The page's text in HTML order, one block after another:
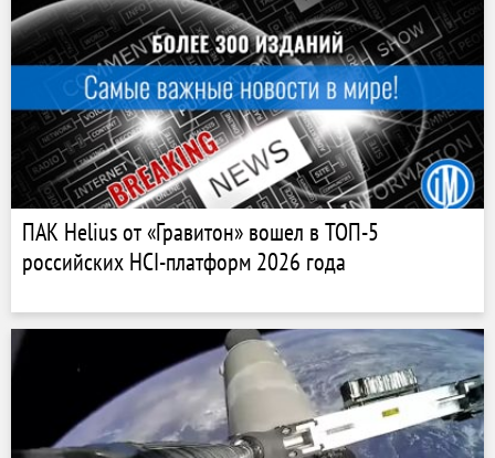
ПАК Helius от «Гравитон» вошел в ТОП-5
российских HCI-платформ 2026 года